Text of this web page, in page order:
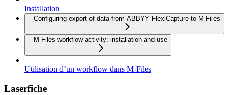
Installation
Configuring export of data from ABBYY FlexiCapture to M-Files
M-Files workflow activity: installation and use
Utilisation d’un workflow dans M-Files
Laserfiche